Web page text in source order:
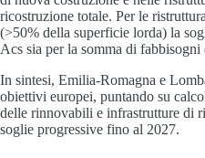
ricostruzione totale. Per le
(>50% della superficie lorda) la
Acs sia per la somma di
In sintesi, Emilia-Romagna e
obiettivi europei, puntando su
delle rinnovabili e infrastrutture di
soglie progressive fino al 2027.